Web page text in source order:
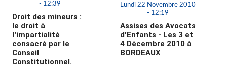
- 12:39
Droit des mineurs :
le droit à
l'impartialité
consacré par le
Conseil
Constitutionnel.
Lundi 22 Novembre 2010
- 12:19
Assises des Avocats
d'Enfants - Les 3 et
4 Décembre 2010 à
BORDEAUX